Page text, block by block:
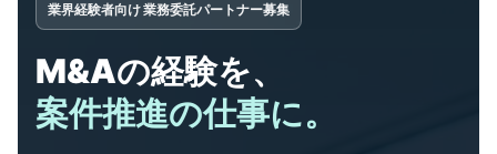
業界経験者向け 業務委託パートナー募集
M&Aの経験を、
案件推進の仕事に。